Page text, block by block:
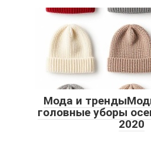
Мода и
головные уборы
2020